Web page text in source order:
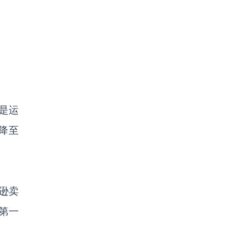
运
至
卖
一